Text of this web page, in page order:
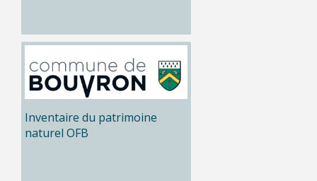
Inventaire du patrimoine
naturel OFB